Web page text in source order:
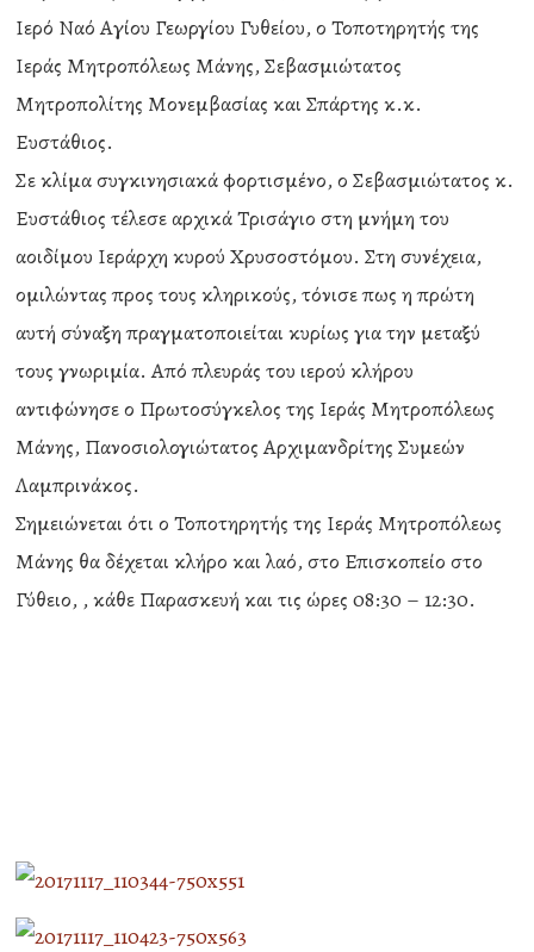
Ιερό Ναό Αγίου Γεωργίου Γυθείου, ο Τοποτηρητής της
Ιεράς Μητροπόλεως Μάνης, Σεβασμιώτατος
Μητροπολίτης Μονεμβασίας και Σπάρτης κ.κ.
Ευστάθιος.
Σε κλίμα συγκινησιακά φορτισμένο, ο Σεβασμιώτατος κ.
Ευστάθιος τέλεσε αρχικά Τρισάγιο στη μνήμη του
αοιδίμου Ιεράρχη κυρού Χρυσοστόμου. Στη συνέχεια,
ομιλώντας προς τους κληρικούς, τόνισε πως η πρώτη
αυτή σύναξη πραγματοποιείται κυρίως για την μεταξύ
τους γνωριμία. Από πλευράς του ιερού κλήρου
αντιφώνησε ο Πρωτοσύγκελος της Ιεράς Μητροπόλεως
Μάνης, Πανοσιολογιώτατος Αρχιμανδρίτης Συμεών
Λαμπρινάκος.
Σημειώνεται ότι ο Τοποτηρητής της Ιεράς Μητροπόλεως
Μάνης θα δέχεται κλήρο και λαό, στο Επισκοπείο στο
Γύθειο, , κάθε Παρασκευή και τις ώρες 08:30 – 12:30.